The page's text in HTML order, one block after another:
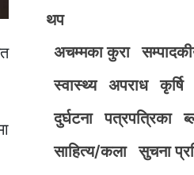
थप
अचम्मका कुरा
स्वास्थ्य
अपराध कृर्षि
दुर्घटना
पत्रपत्रिका
साहित्य/कला
सुचना